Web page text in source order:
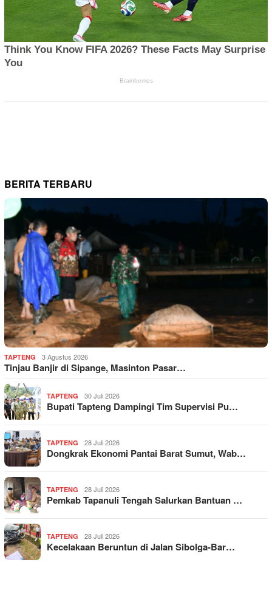
BERITA TERBARU
TAPTENG 3 Agustus 2026
Tinjau Banjir di Sipange, Masinton Pasar…
TAPTENG 30 Juli 2026
Bupati Tapteng Dampingi Tim Supervisi Pu…
TAPTENG 28 Juli 2026
Dongkrak Ekonomi Pantai Barat Sumut, Wab…
TAPTENG 28 Juli 2026
Pemkab Tapanuli Tengah Salurkan Bantuan …
TAPTENG 28 Juli 2026
Kecelakaan Beruntun di Jalan Sibolga-Bar…